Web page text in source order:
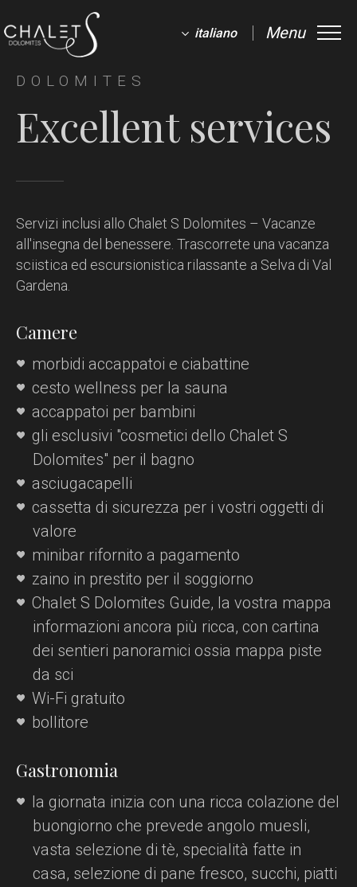
italiano Menu
DOLOMITES
Excellent services
Servizi inclusi allo Chalet S Dolomites – Vacanze
all'insegna del benessere. Trascorrete una vacanza
sciistica ed escursionistica rilassante a Selva di Val
Gardena.
Camere
morbidi accappatoi e ciabattine
cesto wellness per la sauna
accappatoi per bambini
gli esclusivi "cosmetici dello Chalet S
Dolomites" per il bagno
asciugacapelli
cassetta di sicurezza per i vostri oggetti di
valore
minibar rifornito a pagamento
zaino in prestito per il soggiorno
Chalet S Dolomites Guide, la vostra mappa
informazioni ancora più ricca, con cartina
dei sentieri panoramici ossia mappa piste
da sci
Wi-Fi gratuito
bollitore
Gastronomia
la giornata inizia con una ricca colazione del
buongiorno che prevede angolo muesli,
vasta selezione di tè, specialità fatte in
casa, selezione di pane fresco, succhi, piatti